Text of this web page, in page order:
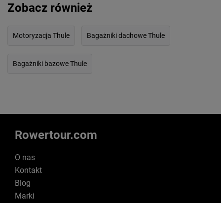
Zobacz również
Motoryzacja Thule Bagażniki dachowe Thule
Bagażniki bazowe Thule
Rowertour.com
O nas
Kontakt
Blog
Marki